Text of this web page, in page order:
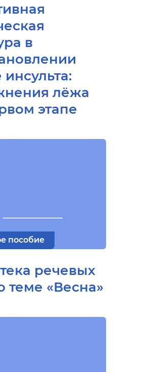
в
инсульта:
лёжа
этапе
пособие
речевых
теме «Весна»